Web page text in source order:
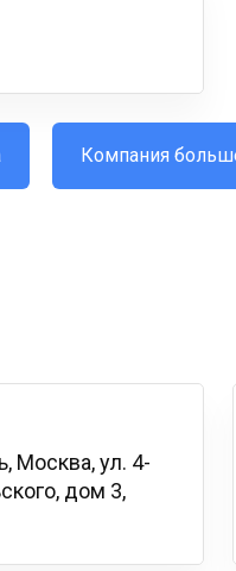
Компания
Москва, ул. 4-
дом 3,